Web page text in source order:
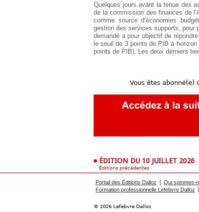
Quelques jours avant la tenue des
de la commission des finances de
comme source d’économies
gestion des services supports, pour
demandé a pour objectif de
le seuil de 3 points de PIB à
points de PIB). Les deux derniers
Vous êtes abonné(e)
ÉDITION DU 10 JUILLET 2026
Éditions précédentes
Portail des Éditions Dalloz Qui sommes-
Formation professionnelle Lefebvre Dalloz
© 2026 Lefebvre Dalloz